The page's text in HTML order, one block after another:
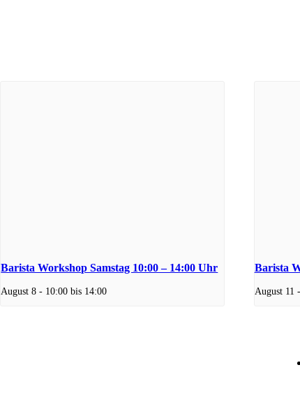
Barista Workshop Samstag 10:00 – 14:00 Uhr
August 8 - 10:00 bis 14:00
Barista
August 11